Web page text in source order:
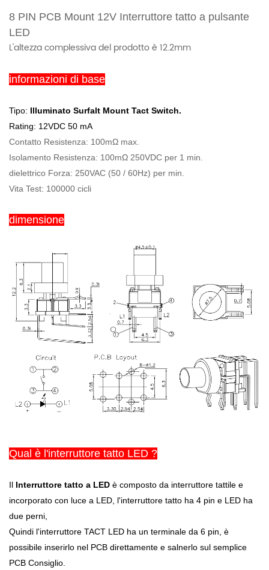
8 PIN PCB Mount 12V Interruttore tatto a pulsante
LED
L'altezza complessiva del prodotto è 12.2mm
informazioni di base
Tipo: Illuminato Surfalt Mount Tact Switch.
Rating: 12VDC 50 mA
Contatto Resistenza: 100mΩ max.
Isolamento Resistenza: 100mΩ 250VDC per 1 min.
dielettrico Forza: 250VAC (50 / 60Hz) per min.
Vita Test: 100000 cicli
dimensione
Qual è l'interruttore tatto LED ?
Il Interruttore tatto a LED è composto da interruttore tattile e
incorporato con luce a LED, l'interruttore tatto ha 4 pin e LED ha
due perni,
Quindi l'interruttore TACT LED ha un terminale da 6 pin, è
possibile inserirlo nel PCB direttamente e salnerlo sul semplice
PCB Consiglio.